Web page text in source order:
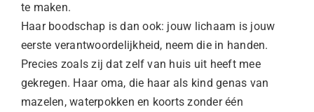
te maken.
Haar boodschap is dan ook: jouw lichaam is jouw
eerste verantwoordelijkheid, neem die in handen.
Precies zoals zij dat zelf van huis uit heeft mee
gekregen. Haar oma, die haar als kind genas van
mazelen, waterpokken en koorts zonder één